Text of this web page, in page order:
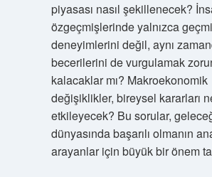
piyasası nasıl şekillenecek?
özgeçmişlerinde yalnızca
deneyimlerini değil, aynı
becerilerini de vurgulamak
kalacaklar mı? Makroekonomik
değişiklikler, bireysel kararları
etkileyecek? Bu sorular,
dünyasında başarılı olmanın
arayanlar için büyük bir önem